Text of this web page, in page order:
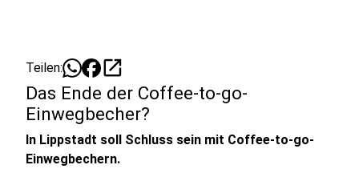
Teilen: open_in_new
Das Ende der Coffee-to-go-
Einwegbecher?
In Lippstadt soll Schluss sein mit Coffee-to-go-
Einwegbechern.